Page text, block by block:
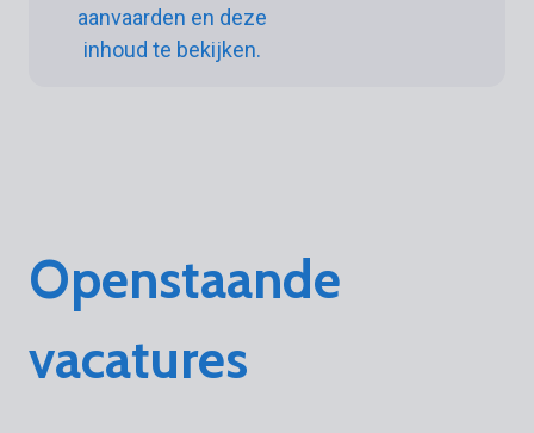
aanvaarden en deze
inhoud te bekijken.
Openstaande
vacatures